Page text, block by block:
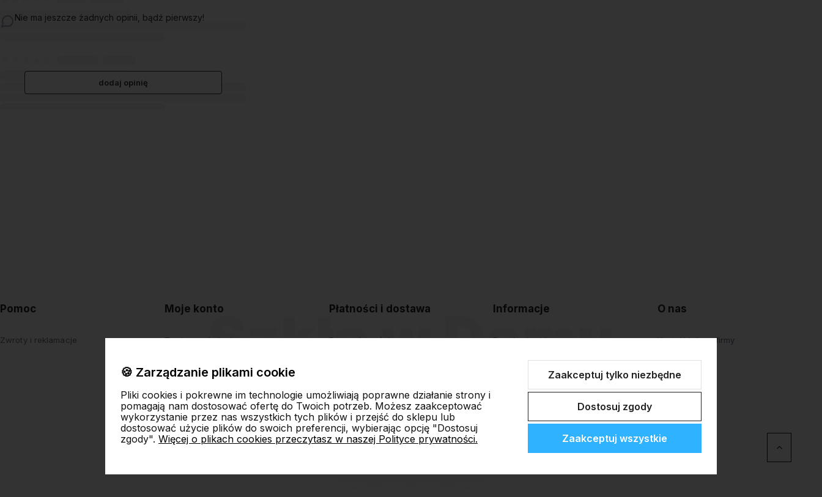
Nie ma jeszcze żadnych opinii, bądź pierwszy!
dodaj opinię
Pomoc
Zwroty i reklamacje
Moje konto
Twoje zamówienia
Przechowalnia
Płatności i dostawa
Formy płatności
Informacje
Regulamin sklepu
Polityka prywatności
O nas
Kontakt i dane firmy
O firmie
Personalizacja
🍪 Zarządzanie plikami cookie
Pliki cookies i pokrewne im technologie umożliwiają poprawne działanie strony i
pomagają nam dostosować ofertę do Twoich potrzeb. Możesz zaakceptować
wykorzystanie przez nas wszystkich tych plików i przejść do sklepu lub
dostosować użycie plików do swoich preferencji, wybierając opcję "Dostosuj
zgody". Więcej o plikach cookies przeczytasz w naszej Polityce prywatności.
Zaakceptuj tylko niezbędne
Dostosuj zgody
Zaakceptuj wszystkie